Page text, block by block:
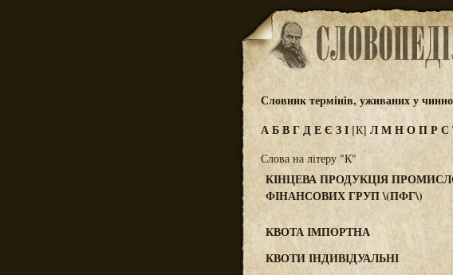
Словник термінів, уживаних у
АБВГДЕЄЗІ [К] ЛМНОПР С
Слова на літеру "К"
КІНЦЕВА ПРОДУКЦІЯ
ФІНАНСОВИХ ГРУП \(ПФГ\)
КВОТА ІМПОРТНА
КВОТИ ІНДИВІДУАЛЬНІ